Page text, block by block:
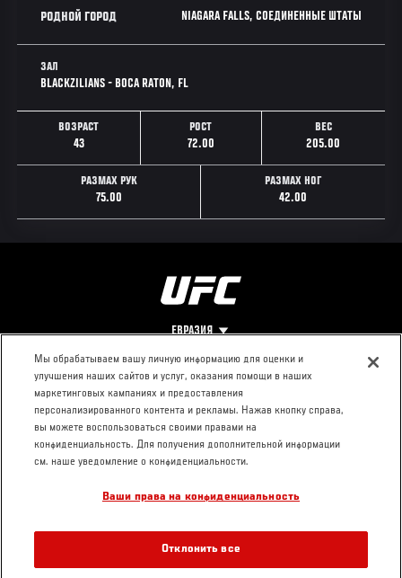
РОДНОЙ ГОРОД NIAGARA FALLS, СОЕДИНЕННЫЕ ШТАТЫ
ЗАЛ
BLACKZILIANS - BOCA RATON, FL
ВОЗРАСТ
43
РОСТ
72.00
ВЕС
205.00
РАЗМАХ РУК
75.00
РАЗМАХ НОГ
42.00
ЕВРАЗИЯ
Footer
О UFC
Про ММА
Социальная
ответственность
КОНТАКТЫ
Пресс-центр
Условия
использования
Мы обрабатываем вашу личную информацию для оценки и
улучшения наших сайтов и услуг, оказания помощи в наших
маркетинговых кампаниях и предоставления
персонализированного контента и рекламы. Нажав кнопку справа,
вы можете воспользоваться своими правами на
конфиденциальность. Для получения дополнительной информации
см. наше уведомление о конфиденциальности.
Ваши права на конфиденциальность
Отклонить все